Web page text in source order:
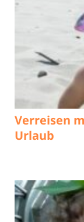
Verreisen
Urlaub